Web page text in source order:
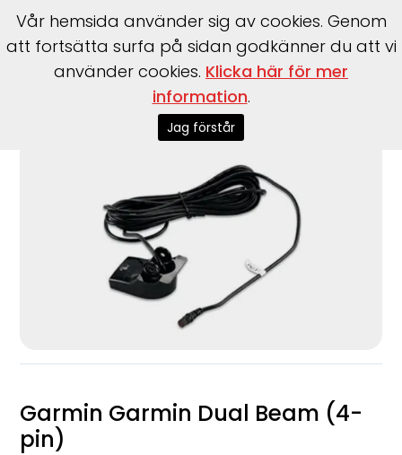
Garmin>Garmin Dual Beam (4-pin)
Garmin Garmin Dual Beam (4-
pin)
Vår hemsida använder sig av cookies. Genom
att fortsätta surfa på sidan godkänner du att vi
använder cookies. Klicka här för mer
information.
Jag förstår